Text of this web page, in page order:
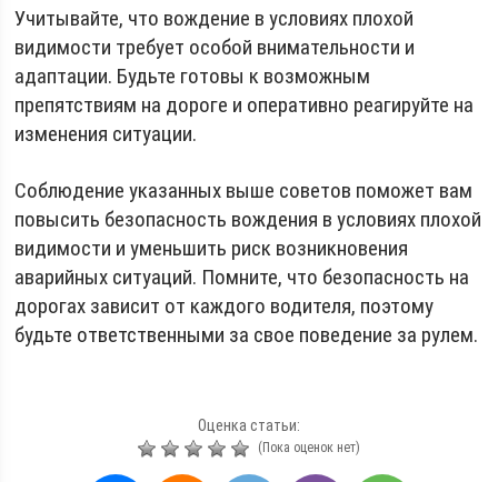
Учитывайте, что вождение в условиях плохой
видимости требует особой внимательности и
адаптации. Будьте готовы к возможным
препятствиям на дороге и оперативно реагируйте на
изменения ситуации.
Соблюдение указанных выше советов поможет вам
повысить безопасность вождения в условиях плохой
видимости и уменьшить риск возникновения
аварийных ситуаций. Помните, что безопасность на
дорогах зависит от каждого водителя, поэтому
будьте ответственными за свое поведение за рулем.
Оценка статьи:
(Пока оценок нет)